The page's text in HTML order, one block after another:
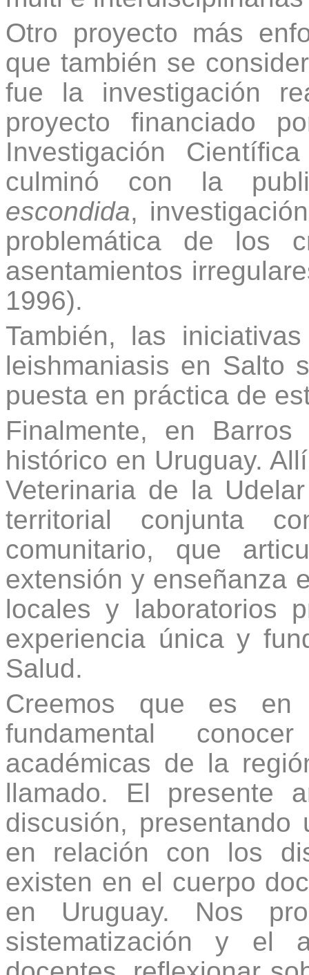
Otro proyecto más
que también se
fue la investigación
proyecto financiado
Investigación
culminó con la
escondida,
problemática de los
asentamientos
1996).
También, las
leishmaniasis en Salto
puesta en práctica de
Finalmente, en
histórico en Uruguay.
Veterinaria de la
territorial conjunta
comunitario, que
extensión y enseñanza
locales y laboratorios
experiencia única y
Salud.
Creemos que es en
fundamental
académicas de la
llamado. El presente
discusión,
en relación con los
existen en el cuerpo
en Uruguay. Nos
sistematización y